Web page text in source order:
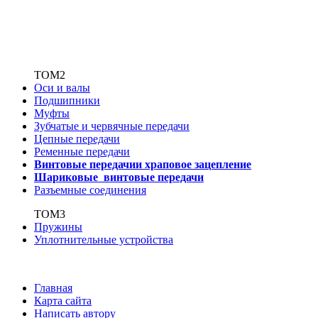
ТОМ2
Оси и валы
Подшипники
Муфты
Зубчатые и червячные передачи
Цепные передачи
Ременные передачи
Винтовые передачии храповое зацепление
Шариковые винтовые передачи
Разъемные соединения
ТОМ3
Пружины
Уплотнительные устройства
Главная
Карта сайта
Написать автору